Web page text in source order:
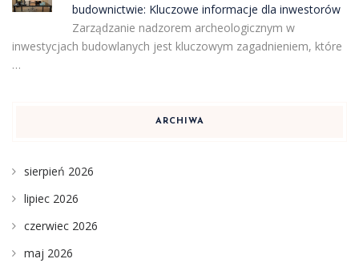
budownictwie: Kluczowe informacje dla inwestorów
Zarządzanie nadzorem archeologicznym w
inwestycjach budowlanych jest kluczowym zagadnieniem, które
…
ARCHIWA
sierpień 2026
lipiec 2026
czerwiec 2026
maj 2026